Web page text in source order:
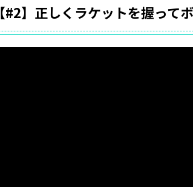
【#2】正しくラケットを握って